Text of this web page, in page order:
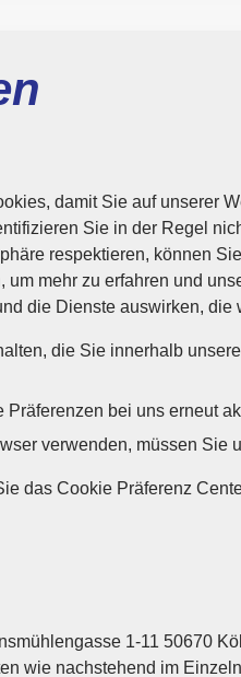
damit Sie auf unserer
Sie in der Regel
respektieren, können
mehr zu erfahren und
die Dienste auswirken, die
die Sie innerhalb
bei uns erneut
verwenden, müssen Sie
das Cookie Präferenz
1-11 50670
wie nachstehend im